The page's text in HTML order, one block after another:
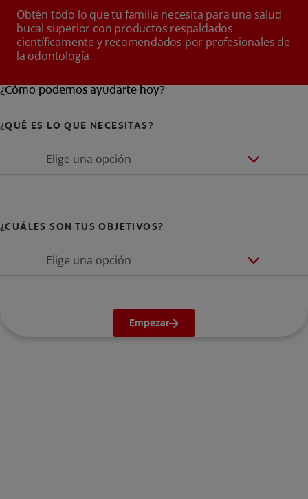
Obtén todo lo que tu familia necesita para una salud
bucal superior con productos respaldados
científicamente y recomendados por profesionales de
la odontología.
¿Cómo podemos ayudarte hoy?
¿QUÉ ES LO QUE NECESITAS?
Elige una opción
¿CUÁLES SON TUS OBJETIVOS?
Elige una opción
Empezar